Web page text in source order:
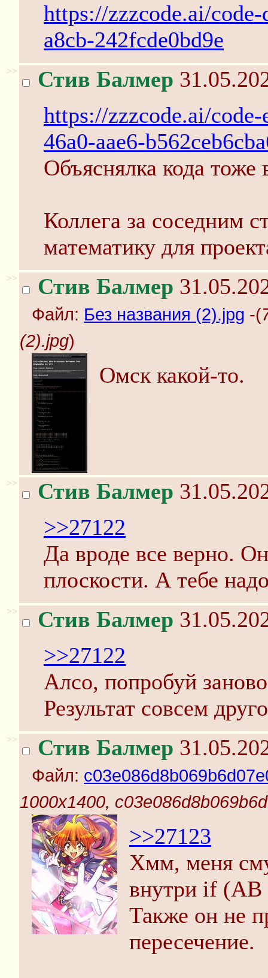
https://zzzcode.ai/
a8cb-242fcde0bd9e
>> Стив Балмер
https://zzzcode.ai/
46a0-aae6-
Объяснялка кода тоже
Коллега за соседним
математику для
>> Стив Балмер
Файл: Без названия (2).jpg -(
(2).jpg)
Омск какой-то.
>> Стив Балмер
>>27122
Да вроде все верно.
плоскости. А тебе
>> Стив Балмер
>>27122
Алсо, попробуй
Результат совсем
>> Стив Балмер
Файл:
1000x1400,
>>27123
Хмм, меня
внутри if
Также он не
пересечение.